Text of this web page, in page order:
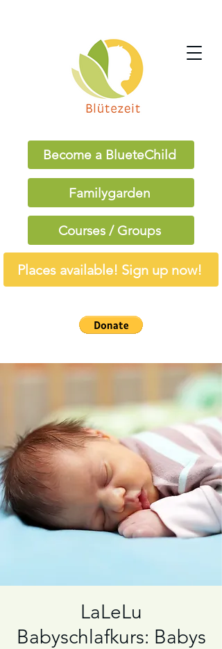
Become a BlueteChild
Familygarden
Courses / Groups
Places available! Sign up now!
LaLeLu
Babyschlafkurs: Babys